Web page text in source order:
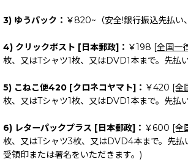
3) ゆうパック： ￥820~（安全!銀行振込先払い
4) クリックポスト [日本郵政]： ￥198 [全国一
枚、又はTシャツ1枚、又はDVD1本まで。先払
5) こねこ便420 [クロネコヤマト]： ￥420 [全
枚、又はTシャツ1枚、又はDVD1本まで。先払
6) レターパックプラス [日本郵政]： ￥600 [全
枚、又はTシャツ3枚、又はDVD4本まで。先払
受領印または署名をいただきます。)